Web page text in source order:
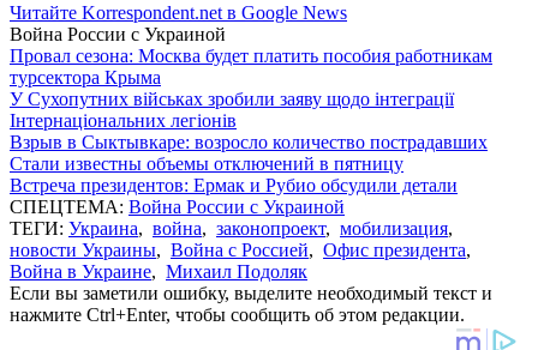
Читайте Korrespondent.net в Google News
Война России с Украиной
Провал сезона: Москва будет платить пособия работникам
турсектора Крыма
У Сухопутних військах зробили заяву щодо інтеграції
Інтернаціональних легіонів
Взрыв в Сыктывкаре: возросло количество пострадавших
Стали известны объемы отключений в пятницу
Встреча президентов: Ермак и Рубио обсудили детали
СПЕЦТЕМА: Война России с Украиной
ТЕГИ: Украина, война, законопроект, мобилизация,
новости Украины, Война с Россией, Офис президента,
Война в Украине, Михаил Подоляк
Если вы заметили ошибку, выделите необходимый текст и
нажмите Ctrl+Enter, чтобы сообщить об этом редакции.